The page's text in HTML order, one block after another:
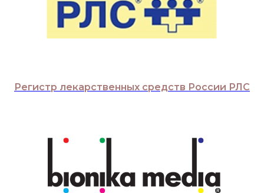
Регистр лекарственных средств России РЛС